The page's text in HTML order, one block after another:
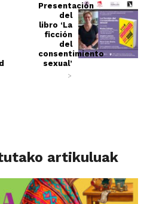
Presentación
del
libro ‘La
ficción
del
consentimiento
sexual’
>
artikuluak